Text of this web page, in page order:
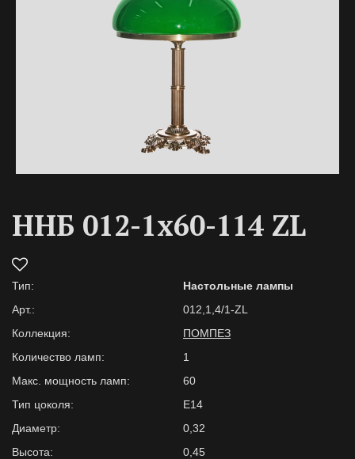
ННБ 012-1х60-114 ZL
Тип:
Настольные лампы
Арт.:
012,1,4/1-ZL
Коллекция:
ПОМПЕЗ
Количество ламп:
1
Макс. мощность ламп:
60
Тип цоколя:
E14
Диаметр:
0,32
Высота:
0,45